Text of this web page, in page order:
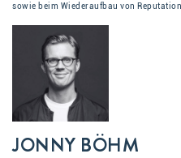
sowie beim Wiederaufbau von
JONNY BÖHM